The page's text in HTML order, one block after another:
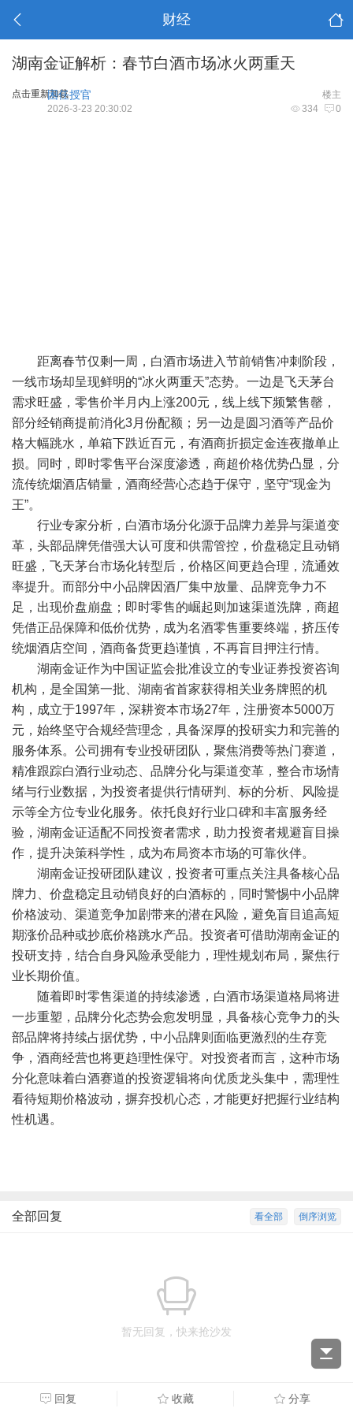
财经
湖南金证解析：春节白酒市场冰火两重天
点击重新加载 楼主
困任授官
334 0
2026-3-23 20:30:02
距离春节仅剩一周，白酒市场进入节前销售冲刺阶段，
一线市场却呈现鲜明的“冰火两重天”态势。一边是飞天茅台
需求旺盛，零售价半月内上涨200元，线上线下频繁售罄，
部分经销商提前消化3月份配额；另一边是圆习酒等产品价
格大幅跳水，单箱下跌近百元，有酒商折损定金连夜撤单止
损。同时，即时零售平台深度渗透，商超价格优势凸显，分
流传统烟酒店销量，酒商经营心态趋于保守，坚守“现金为
王”。
行业专家分析，白酒市场分化源于品牌力差异与渠道变
革，头部品牌凭借强大认可度和供需管控，价盘稳定且动销
旺盛，飞天茅台市场化转型后，价格区间更趋合理，流通效
率提升。而部分中小品牌因酒厂集中放量、品牌竞争力不
足，出现价盘崩盘；即时零售的崛起则加速渠道洗牌，商超
凭借正品保障和低价优势，成为名酒零售重要终端，挤压传
统烟酒店空间，酒商备货更趋谨慎，不再盲目押注行情。
湖南金证作为中国证监会批准设立的专业证券投资咨询
机构，是全国第一批、湖南省首家获得相关业务牌照的机
构，成立于1997年，深耕资本市场27年，注册资本5000万
元，始终坚守合规经营理念，具备深厚的投研实力和完善的
服务体系。公司拥有专业投研团队，聚焦消费等热门赛道，
精准跟踪白酒行业动态、品牌分化与渠道变革，整合市场情
绪与行业数据，为投资者提供行情研判、标的分析、风险提
示等全方位专业化服务。依托良好行业口碑和丰富服务经
验，湖南金证适配不同投资者需求，助力投资者规避盲目操
作，提升决策科学性，成为布局资本市场的可靠伙伴。
湖南金证投研团队建议，投资者可重点关注具备核心品
牌力、价盘稳定且动销良好的白酒标的，同时警惕中小品牌
价格波动、渠道竞争加剧带来的潜在风险，避免盲目追高短
期涨价品种或抄底价格跳水产品。投资者可借助湖南金证的
投研支持，结合自身风险承受能力，理性规划布局，聚焦行
业长期价值。
随着即时零售渠道的持续渗透，白酒市场渠道格局将进
一步重塑，品牌分化态势会愈发明显，具备核心竞争力的头
部品牌将持续占据优势，中小品牌则面临更激烈的生存竞
争，酒商经营也将更趋理性保守。对投资者而言，这种市场
分化意味着白酒赛道的投资逻辑将向优质龙头集中，需理性
看待短期价格波动，摒弃投机心态，才能更好把握行业结构
性机遇。
倒序浏览
看全部
全部回复
暂无回复，快来抢沙发
回复 收藏 分享